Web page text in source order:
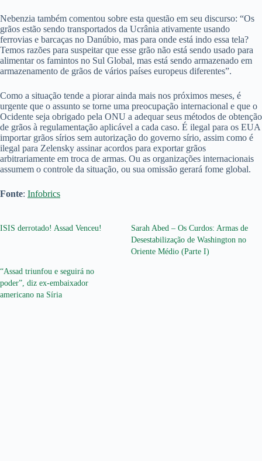
Nebenzia também comentou sobre esta questão em seu discurso: “Os
grãos estão sendo transportados da Ucrânia ativamente usando
ferrovias e barcaças no Danúbio, mas para onde está indo essa tela?
Temos razões para suspeitar que esse grão não está sendo usado para
alimentar os famintos no Sul Global, mas está sendo armazenado em
armazenamento de grãos de vários países europeus diferentes”.
Como a situação tende a piorar ainda mais nos próximos meses, é
urgente que o assunto se torne uma preocupação internacional e que o
Ocidente seja obrigado pela ONU a adequar seus métodos de obtenção
de grãos à regulamentação aplicável a cada caso. É ilegal para os EUA
importar grãos sírios sem autorização do governo sírio, assim como é
ilegal para Zelensky assinar acordos para exportar grãos
arbitrariamente em troca de armas. Ou as organizações internacionais
assumem o controle da situação, ou sua omissão gerará fome global.
Fonte: Infobrics
ISIS derrotado! Assad Venceu!
Sarah Abed – Os Curdos: Armas de
Desestabilização de Washington no
Oriente Médio (Parte I)
“Assad triunfou e seguirá no
poder”, diz ex-embaixador
americano na Síria